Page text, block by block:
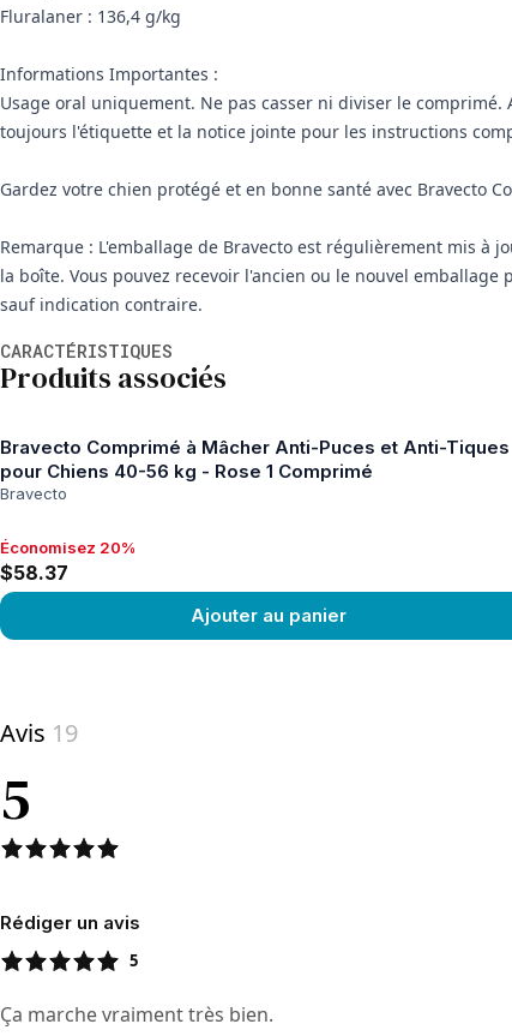
Fluralaner : 136,4 g/kg
Informations Importantes :
Usage oral uniquement. Ne pas casser ni diviser le
toujours l'étiquette et la notice jointe pour les instructions
Gardez votre chien protégé et en bonne santé avec Bravecto
Remarque : L'emballage de Bravecto est régulièrement mis
la boîte. Vous pouvez recevoir l'ancien ou le nouvel
sauf indication contraire.
CARACTÉRISTIQUES
Produits associés
Bravecto Comprimé à Mâcher Anti-Puces et Anti-Tiques
pour Chiens 40-56 kg - Rose 1 Comprimé
Bravecto
Économisez 20%, $58.37
Économisez 20%
$58.37
Ajouter au panier
Avis 19
5
Rédiger un avis
5
Ça marche vraiment très bien.